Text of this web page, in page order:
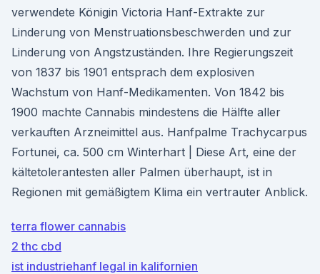
verwendete Königin Victoria Hanf-Extrakte zur
Linderung von Menstruationsbeschwerden und zur
Linderung von Angstzuständen. Ihre Regierungszeit
von 1837 bis 1901 entsprach dem explosiven
Wachstum von Hanf-Medikamenten. Von 1842 bis
1900 machte Cannabis mindestens die Hälfte aller
verkauften Arzneimittel aus. Hanfpalme Trachycarpus
Fortunei, ca. 500 cm Winterhart | Diese Art, eine der
kältetolerantesten aller Palmen überhaupt, ist in
Regionen mit gemäßigtem Klima ein vertrauter Anblick.
terra flower cannabis
2 thc cbd
ist industriehanf legal in kalifornien